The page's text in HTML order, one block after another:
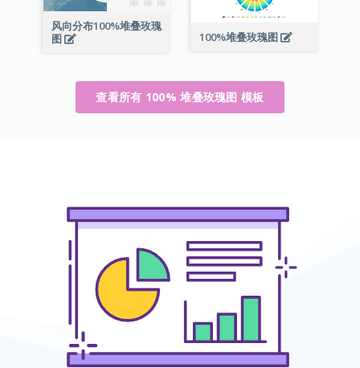
风向分布100%堆叠玫瑰
图
100%堆叠玫瑰图
查看所有 100% 堆叠玫瑰图 模板